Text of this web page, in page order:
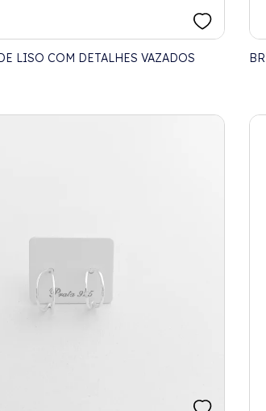
LISO COM DETALHES VAZADOS